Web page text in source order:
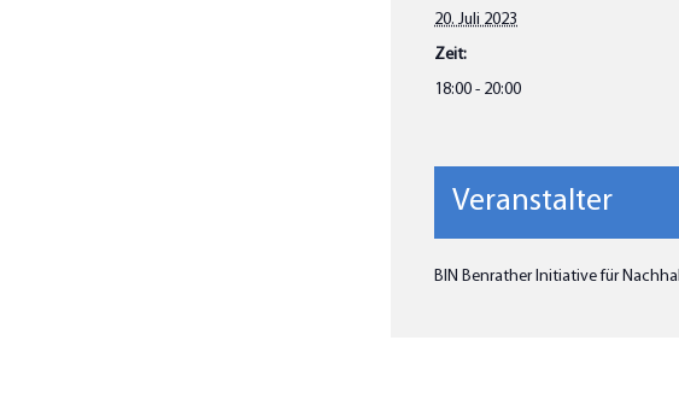
20. Juli 2023
Zeit:
18:00 - 20:00
Veranstalter
BIN Benrather Initiative für